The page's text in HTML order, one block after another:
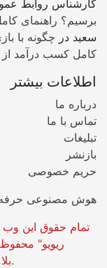
کارشناس روابط
برسیم؟ راهنمای
سعید در چگونه با
کامل کسب درآمد از
اطلاعات بیشتر
درباره ما
تماس با ما
تبلیغات
بازنشر
حریم خصوصی
هوش مصنوعی حرفه
تمام حقوق این وب
ریویو"
"Appreview" بلامانع است.